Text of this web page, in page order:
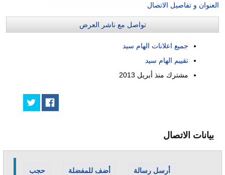
العنوان و تفاصيل الاتصال
تواصل مع ناشر العرض
جميع اعلانات الهام سيد
تقييم الهام سيد
مشترك منذ أبريل 2013
بيانات الاتصال
حجب أضف للمفضلة أرسل رسالة